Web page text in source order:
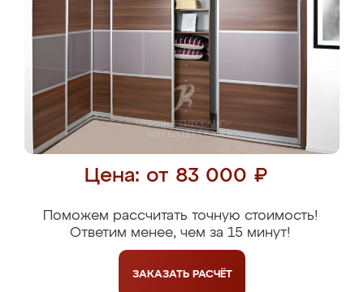
Цена: от 83 000 ₽
Поможем рассчитать точную стоимость!
Ответим менее, чем за 15 минут!
ЗАКАЗАТЬ РАСЧЁТ